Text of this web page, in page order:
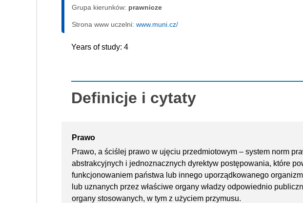
Grupa kierunków: prawnicze
Strona www uczelni: www.muni.cz/
Years of study: 4
Definicje i cytaty
Prawo
Prawo, a ściślej prawo w ujęciu przedmiotowym – system norm
abstrakcyjnych i jednoznacznych dyrektyw postępowania, które
funkcjonowaniem państwa lub innego uporządkowanego
lub uznanych przez właściwe organy władzy odpowiednio
organy stosowanych, w tym z użyciem przymusu.